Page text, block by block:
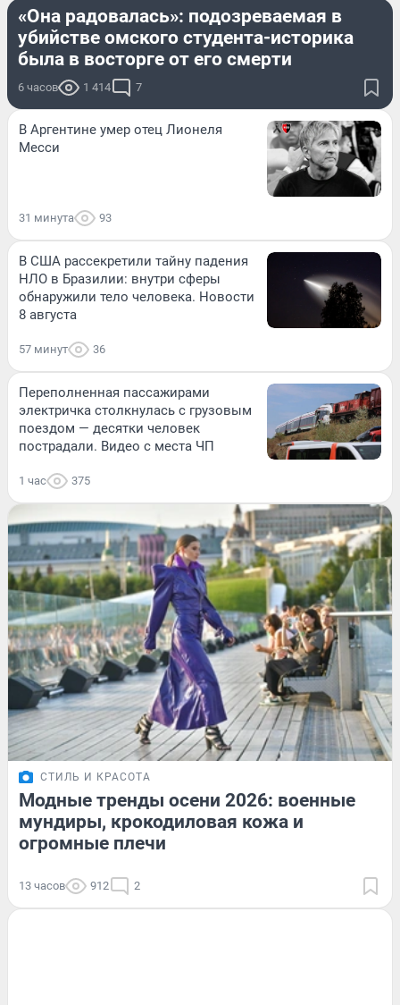
«Она радовалась»: подозреваемая в
убийстве омского студента-историка
была в восторге от его смерти
6 часов 1 414 7
В Аргентине умер отец Лионеля
Месси
31 минута 93
В США рассекретили тайну падения
НЛО в Бразилии: внутри сферы
обнаружили тело человека. Новости
8 августа
57 минут 36
Переполненная пассажирами
электричка столкнулась с грузовым
поездом — десятки человек
пострадали. Видео с места ЧП
1 час 375
СТИЛЬ И КРАСОТА
Модные тренды осени 2026: военные
мундиры, крокодиловая кожа и
огромные плечи
13 часов 912 2